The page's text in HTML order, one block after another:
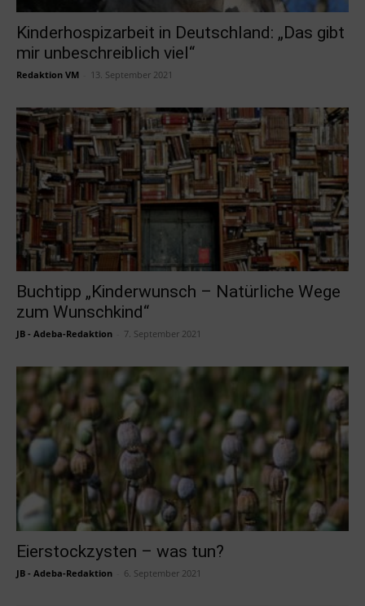
Kinderhospizarbeit in Deutschland: „Das gibt
mir unbeschreiblich viel“
Redaktion VM 13. September 2021
Buchtipp „Kinderwunsch – Natürliche Wege
zum Wunschkind“
JB - Adeba-Redaktion 7. September 2021
Eierstockzysten – was tun?
JB - Adeba-Redaktion 6. September 2021